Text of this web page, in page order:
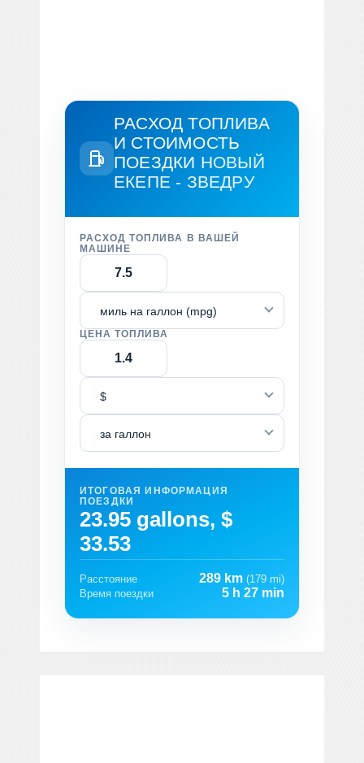
РАСХОД ТОПЛИВА
И СТОИМОСТЬ
ПОЕЗДКИ НОВЫЙ
ЕКЕПЕ - ЗВЕДРУ
РАСХОД ТОПЛИВА В ВАШЕЙ
МАШИНЕ
миль на галлон (mpg)
ЦЕНА ТОПЛИВА
$
за галлон
ИТОГОВАЯ ИНФОРМАЦИЯ
ПОЕЗДКИ
23.95 gallons, $
33.53
Расстояние 289 km (179 mi)
Время поездки
5 h 27 min